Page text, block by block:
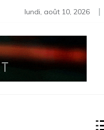
rappelés | Haïti
lundi, août 10, 2026